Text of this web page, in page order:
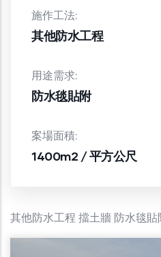
施作工法:
其他防水工程
用途需求:
防水毯貼附
案場面積:
1400m2 / 平方公尺
其他防水工程 擋土牆 防水毯